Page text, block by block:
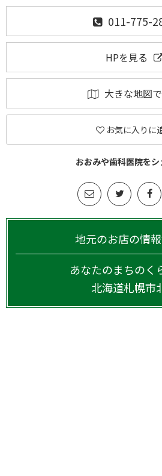
011-775-
HPを見る
大きな地図
お気に入りに
おおみや歯科医院をシ
地元のお店の情報
あなたのまちのく
北海道札幌市